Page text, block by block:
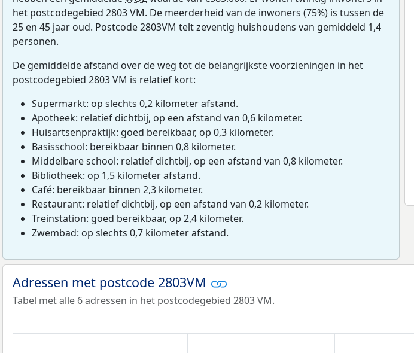
het postcodegebied 2803 VM. De meerderheid van de inwoners (75%) is tussen de
25 en 45 jaar oud. Postcode 2803VM telt zeventig huishoudens van gemiddeld 1,4
personen.
De gemiddelde afstand over de weg tot de belangrijkste voorzieningen in het
postcodegebied 2803 VM is relatief kort:
Supermarkt: op slechts 0,2 kilometer afstand.
Apotheek: relatief dichtbij, op een afstand van 0,6 kilometer.
Huisartsenpraktijk: goed bereikbaar, op 0,3 kilometer.
Basisschool: bereikbaar binnen 0,8 kilometer.
Middelbare school: relatief dichtbij, op een afstand van 0,8 kilometer.
Bibliotheek: op 1,5 kilometer afstand.
Café: bereikbaar binnen 2,3 kilometer.
Restaurant: relatief dichtbij, op een afstand van 0,2 kilometer.
Treinstation: goed bereikbaar, op 2,4 kilometer.
Zwembad: op slechts 0,7 kilometer afstand.
Adressen met postcode 2803VM
Tabel met alle 6 adressen in het postcodegebied 2803 VM.